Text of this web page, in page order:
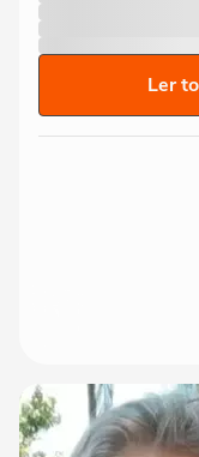
Ler